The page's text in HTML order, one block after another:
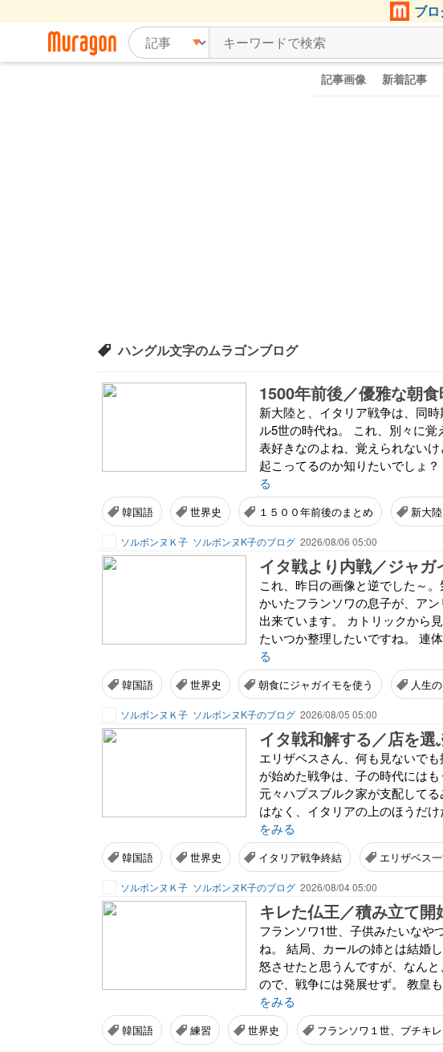
ブ
記事画像 新着記事
ハングル文字のムラゴンブログ
1500年前後／優雅な朝
新大陸と、イタリア戦争は、同
ル5世の時代ね。 これ、別々に
表好きなのよね、覚えられない
起こってるのか知りたいでしょ
る
韓国語 世界史 １５００年前後のまとめ 新大
ソルボンヌＫ子 ソルボンヌK子のブログ 2026/08/06 05:00
イタ戦より内戦／ジャガ
これ、昨日の画像と逆でした～
かいたフランソワの息子が、ア
出来ています。 カトリックから
たいつか整理したいですね。 連
る
韓国語 世界史 朝食にジャガイモを使う 人生
ソルボンヌＫ子 ソルボンヌK子のブログ 2026/08/05 05:00
イタ戦和解する／店を選
エリザベスさん、何も見ないで
が始めた戦争は、子の時代には
元々ハプスブルク家が支配して
はなく、イタリアの上のほうだ
をみる
韓国語 世界史 イタリア戦争終結 エリザベス
ソルボンヌＫ子 ソルボンヌK子のブログ 2026/08/04 05:00
キレた仏王／積み立て開
フランソワ1世、子供みたいなや
ね。 結局、カールの姉とは結婚
怒させたと思うんですが、なん
ので、戦争には発展せず。 教皇
をみる
韓国語 練習 世界史 フランソワ１世、ブチキ